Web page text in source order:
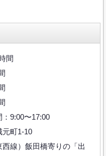
間
9:00〜17:00
元町1-10
線）飯田橋寄りの「出